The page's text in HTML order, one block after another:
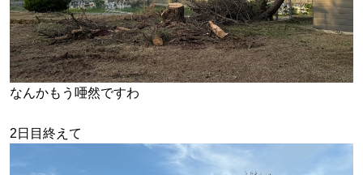
なんかもう唖然ですわ
2日目終えて